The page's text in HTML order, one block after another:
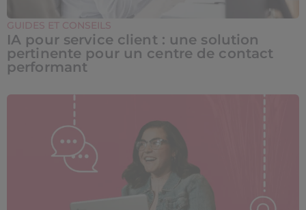
GUIDES ET CONSEILS
IA pour service client : une solution
pertinente pour un centre de contact
performant